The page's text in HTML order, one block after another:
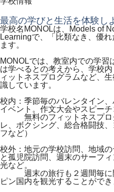
最高の学びと生活を体験し
学校名MONOLは、Models of
Learningで、「比類なき、優
ます。
MONOLでは、教室内での学習
は学べるとの考えから、学校
ィットネスプログラムなど、
識しています。
校内：季節毎のバレンタイン
イベント。作文大会やスピー
無料のフィットネスプログ
レ、ボクシング、総合格闘技
フなど）
校外：地元の学校訪問、地域
と孤児院訪問、週末のサーフ
光など。
週末の旅行も２週間毎に開
ピン国内を観光することができ